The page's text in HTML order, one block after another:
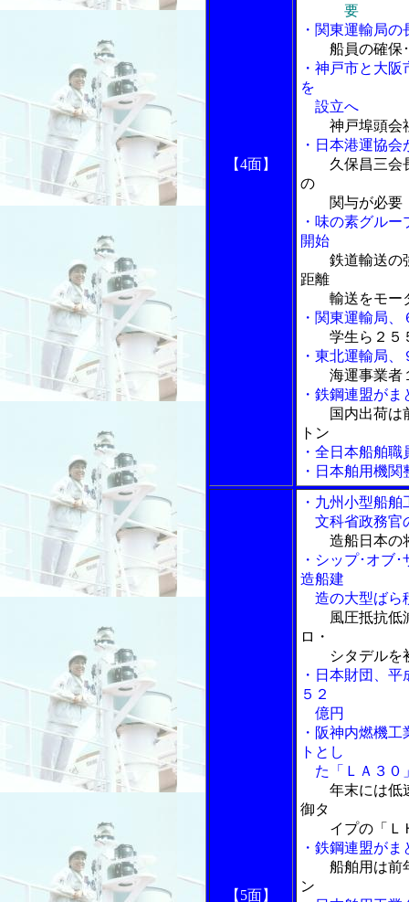
【4面】
要
・関東運輸局
船員の確保
・神戸市と大
を
設立へ
神戸埠頭会
・日本港運協
久保昌三会
の
関与が必要
・味の素グル
開始
鉄道輸送の
距離
輸送をモーダ
・関東運輸局
学生ら２５
・東北運輸局
海運事業者
・鉄鋼連盟が
国内出荷は
トン
・全日本船舶
・日本舶用機
【5面】
・九州小型船
文科省政務官
造船日本の
・シップ･オブ
造船建
造の大型ばら
風圧抵抗低
ロ・
シタデルを
・日本財団、
５２
億円
・阪神内燃機
トとし
た「ＬＡ３０
年末には低
御タ
イプの「ＬＨ
・鉄鋼連盟が
船舶用は前
ン